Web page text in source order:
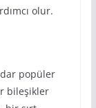
olur.
popüler
bileşikler